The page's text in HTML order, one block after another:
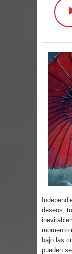
deseos,
momento
bajo las
pueden